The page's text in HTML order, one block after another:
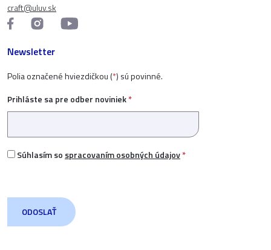
craft@uluv.sk
Newsletter
Polia označené hviezdičkou (*) sú povinné.
Prihláste sa pre odber noviniek*
Súhlasím so spracovaním osobných údajov*